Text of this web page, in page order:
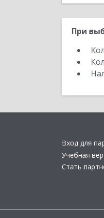
При
Вход для
Учебная
Стать